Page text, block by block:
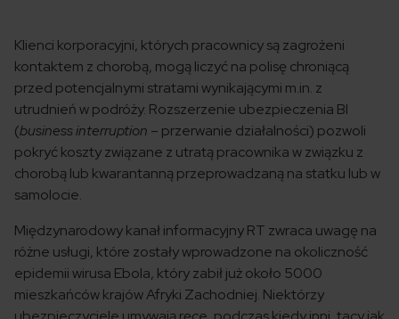
Klienci korporacyjni, których pracownicy są zagrożeni
kontaktem z chorobą, mogą liczyć na polisę chroniącą
przed potencjalnymi stratami wynikającymi m.in. z
utrudnień w podróży. Rozszerzenie ubezpieczenia BI
(business interruption – przerwanie działalności) pozwoli
pokryć koszty związane z utratą pracownika w związku z
chorobą lub kwarantanną przeprowadzaną na statku lub w
samolocie.
Międzynarodowy kanał informacyjny RT zwraca uwagę na
różne usługi, które zostały wprowadzone na okoliczność
epidemii wirusa Ebola, który zabił już około 5000
mieszkańców krajów Afryki Zachodniej. Niektórzy